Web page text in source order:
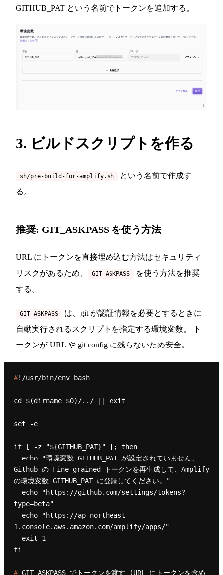
GITHUB_PAT という名前でトークンを追加する。
3. ビルドスクリプトを作る
sh/pre-build-for-amplify.sh
という名前で作成す
る。
推奨: GIT_ASKPASS を使う方法
URL にトークンを直接埋め込む方法はセキュリティ
リスクがあるため、
GIT_ASKPASS
を使う方法を推奨
する。
GIT_ASKPASS
は、git が認証情報を必要とするときに
自動実行されるスクリプトを指定する環境変数。 ト
ークンが URL や git config に残らないため安全。
#!/usr/bin/env bash
cd $(dirname $0)/../ || exit
set -e
if [ -z "${GITHUB_PAT}" ]; then
Github の Fine-grained トークンを再生成して、Amplify
の環境変数 GITHUB_PAT に登録してください。"
type=beta"
1.console.aws.amazon.com/amplify/apps/"
# GIT_ASKPASS でトークンを渡す (URL にトークンを含め